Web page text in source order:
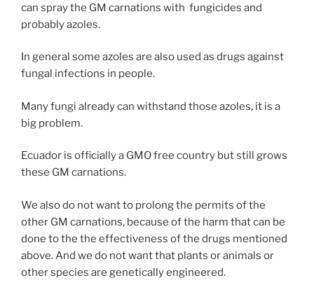
can spray the GM carnations with fungicides and
probably azoles.
In general some azoles are also used as drugs against
fungal infections in people.
Many fungi already can withstand those azoles, it is a
big problem.
Ecuador is officially a GMO free country but still grows
these GM carnations.
We also do not want to prolong the permits of the
other GM carnations, because of the harm that can be
done to the the effectiveness of the drugs mentioned
above. And we do not want that plants or animals or
other species are genetically engineered.